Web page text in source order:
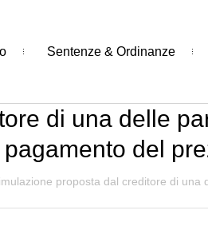
Sentenze & Ordinanze
di una delle
pagamento del
proposta dal creditore di una